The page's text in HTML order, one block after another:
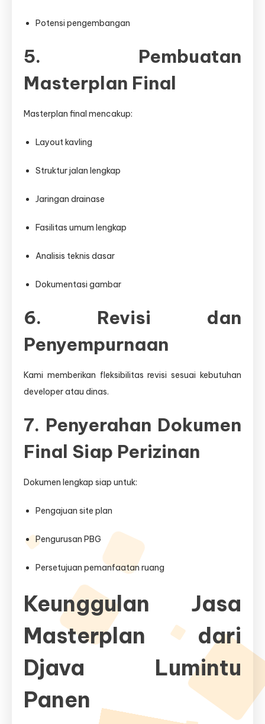
Potensi pengembangan
5. Pembuatan
Masterplan Final
Masterplan final mencakup:
Layout kavling
Struktur jalan lengkap
Jaringan drainase
Fasilitas umum lengkap
Analisis teknis dasar
Dokumentasi gambar
6. Revisi dan
Penyempurnaan
Kami memberikan fleksibilitas revisi sesuai kebutuhan
developer atau dinas.
7. Penyerahan Dokumen
Final Siap Perizinan
Dokumen lengkap siap untuk:
Pengajuan site plan
Pengurusan PBG
Persetujuan pemanfaatan ruang
Keunggulan Jasa
Masterplan dari
Djava Lumintu
Panen